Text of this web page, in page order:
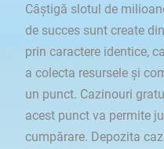
Câștigă slotul de
de succes sunt create
prin caractere identice,
a colecta resursele și
un punct. Cazinouri
acest punct va permite
cumpărare. Depozita